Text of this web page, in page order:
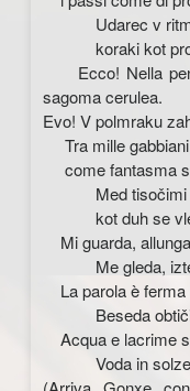
Udarec v ritmu
koraki kot
Ecco! Nella
sagoma cerulea.
Evo! V polmraku
Tra mille
come fantasma
Med tisočimi
kot duh se
Mi guarda,
Me gleda,
La parola è ferma
Beseda obtiči
Acqua e lacrime
Voda in solze